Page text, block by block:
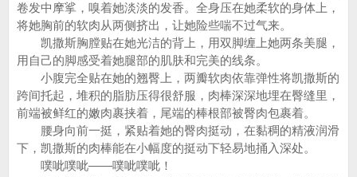
卷发中摩挲，嗅着她淡淡的发香。全身压在她柔软的身体上，
将她胸前的软肉从两侧挤出，让她险些喘不过气来。
凯撒斯胸膛贴在她光洁的背上，用双脚缠上她两条美腿，
用自己的脚感受着她腿部的肌肤和完美的线条。
小腹完全贴在她的翘臀上，两瓣软肉依靠弹性将凯撒斯的
跨间托起，堆积的脂肪压得很舒服，肉棒深深地埋在臀缝里，
前端被鲜红的嫩肉裹挟着，尾端的棒根部被臀肉包裹着。
腰身向前一挺，紧贴着她的臀肉挺动，在黏稠的精液润滑
下，凯撒斯的肉棒能在小幅度的挺动下轻易地捅入深处。
噗呲噗呲——噗呲噗呲！